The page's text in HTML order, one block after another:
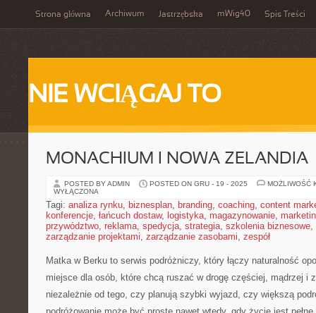
Strona główna Archiwum Jastrzębska mWig40 Spis Treści
NIE WCIĄGAJ TO
MONACHIUM I NOWA ZELANDIA
POSTED BY ADMIN POSTED ON GRU - 19 - 2025
MOŻLIWOŚĆ
WYŁĄCZONA
Tagi: analiza rynku, biznesplan, branding, coaching, content
konferencje, łańcuch dostaw, logistyka, magazynowanie,
przywództwo, reklama, spedycja, strategia, szkolenia biznesowe,
zarządzanie projektami, zarządzanie zasobami, zespół
Matka w Berku to serwis podróżniczy, który łączy naturalność
miejsce dla osób, które chcą ruszać w drogę częściej, mądrzej i
niezależnie od tego, czy planują szybki wyjazd, czy większą